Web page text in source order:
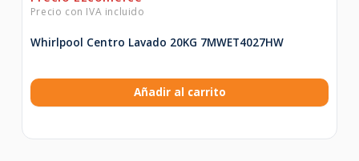
Whirlpool Centro Lavado 20KG 7MWET4027HW
Añadir al carrito